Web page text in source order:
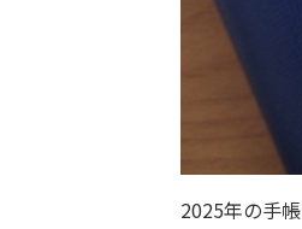
2025年の手帳